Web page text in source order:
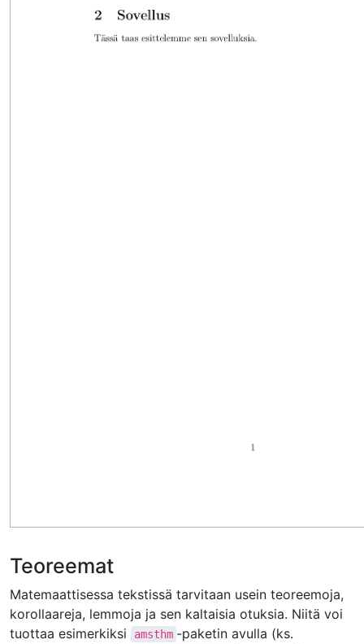
Teoreemat
Matemaattisessa tekstissä tarvitaan usein teoreemoja,
korollaareja, lemmoja ja sen kaltaisia otuksia. Niitä voi
tuottaa esimerkiksi
amsthm -paketin avulla (ks.